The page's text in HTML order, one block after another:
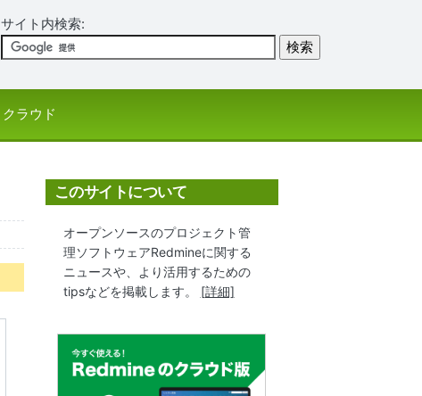
サイト内検索:
クラウド
このサイトについて
オープンソースのプロジェクト管
理ソフトウェアRedmineに関する
ニュースや、より活用するための
tipsなどを掲載します。 [詳細]